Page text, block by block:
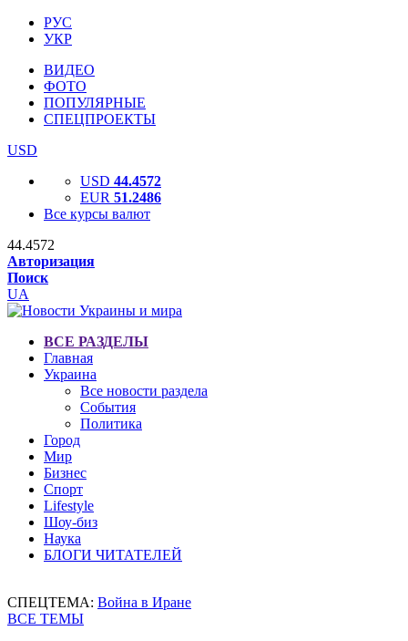
РУС
УКР
ВИДЕО
ФОТО
ПОПУЛЯРНЫЕ
СПЕЦПРОЕКТЫ
USD
USD 44.4572
EUR 51.2486
Все курсы валют
44.4572
Авторизация
Поиск
UA
ВСЕ РАЗДЕЛЫ
Главная
Украина
Все новости раздела
События
Политика
Город
Мир
Бизнес
Спорт
Lifestyle
Шоу-биз
Наука
БЛОГИ ЧИТАТЕЛЕЙ
СПЕЦТЕМА: Война в Иране
ВСЕ ТЕМЫ